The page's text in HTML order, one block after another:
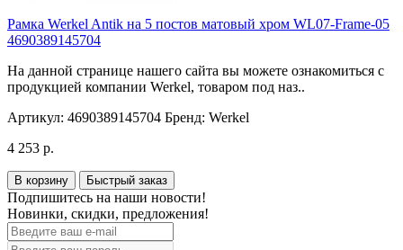
Рамка Werkel Antik на 5 постов матовый хром WL07-Frame-05
4690389145704
На данной странице нашего сайта вы можете ознакомиться с
продукцией компании Werkel, товаром под наз..
Артикул: 4690389145704 Бренд: Werkel
4 253 р.
В корзину Быстрый заказ
Подпишитесь на наши новости!
Новинки, скидки, предложения!